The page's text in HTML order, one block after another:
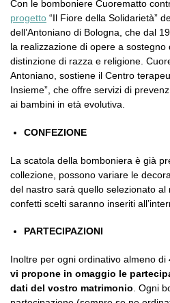
Con le bomboniere Cuorematto
progetto “Il Fiore della Solidarietà”
dell’Antoniano di Bologna, che dal
la realizzazione di opere a sostegno
distinzione di razza e religione.
Antoniano, sostiene il Centro
Insieme”, che offre servizi di
ai bambini in età evolutiva.
CONFEZIONE
La scatola della bomboniera è già
collezione, possono variare le
del nastro sarà quello selezionato al
confetti scelti saranno inseriti
PARTECIPAZIONI
Inoltre per ogni ordinativo almeno di
vi propone in omaggio le
dati del vostro matrimonio . Ogni